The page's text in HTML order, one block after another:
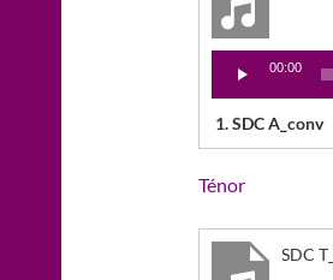
audio
00:00
1.SDC A_conv
Ténor
SDC